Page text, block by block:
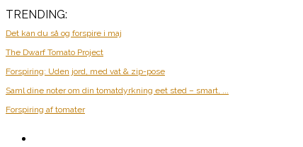
TRENDING:
Det kan du så og forspire i maj
The Dwarf Tomato Project
Forspiring: Uden jord, med vat & zip-pose
Saml dine noter om din tomatdyrkning eet sted – smart, ...
Forspiring af tomater